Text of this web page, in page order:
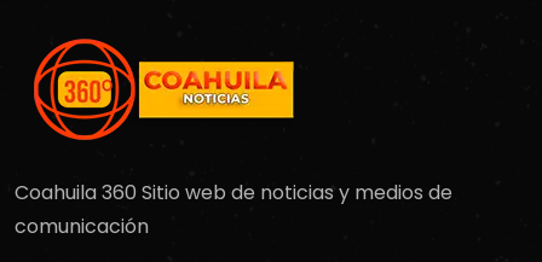
Coahuila 360 Sitio web de noticias y medios de
comunicación